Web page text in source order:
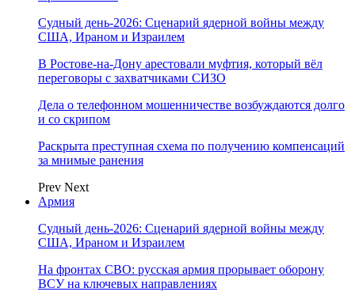
Судный день-2026: Сценарий ядерной войны между
США, Ираном и Израилем
В Ростове-на-Дону арестовали муфтия, который вёл
переговоры с захватчиками СИЗО
Дела о телефонном мошенничестве возбуждаются долго
и со скрипом
Раскрыта преступная схема по получению компенсаций
за мнимые ранения
Prev Next
Армия
Судный день-2026: Сценарий ядерной войны между
США, Ираном и Израилем
На фронтах СВО: русская армия прорывает оборону
ВСУ на ключевых направлениях